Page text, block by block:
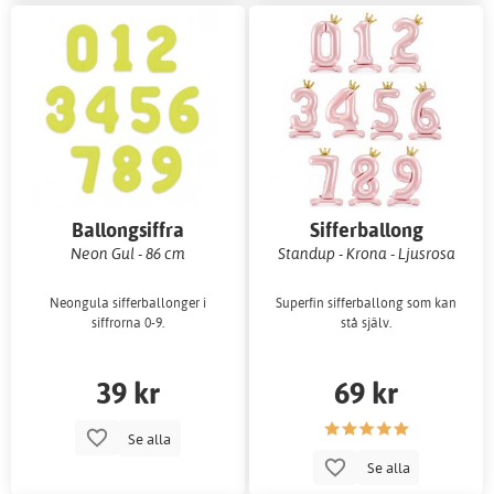
Ballongsiffra
Neon Gul - 86 cm
Neongula sifferballonger i
siffrorna 0-9.
39 kr
Se alla
Sifferballong
Standup - Krona - Ljusrosa
Superfin sifferballong som kan
stå själv.
69 kr
Se alla